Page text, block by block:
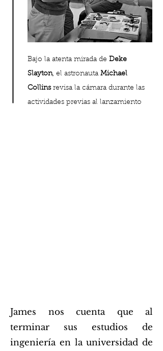
Bajo la atenta mirada de Deke
Slayton, el astronauta Michael
Collins revisa la cámara durante las
actividades previas al lanzamiento
James nos cuenta que al
terminar sus estudios de
ingeniería en la universidad de